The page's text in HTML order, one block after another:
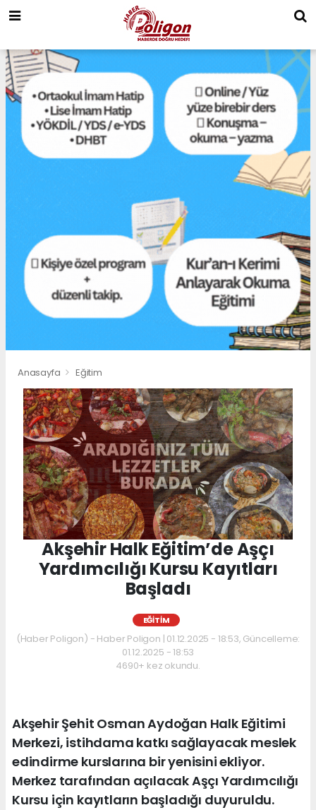
Anasayfa Eğitim
Akşehir Halk Eğitim’de Aşçı
Yardımcılığı Kursu Kayıtları
Başladı
EĞITIM
(Haber Poligon) - Haber Poligon | 01.12.2025 - 18:53, Güncelleme:
01.12.2025 - 18:53
4690+ kez okundu.
Akşehir Şehit Osman Aydoğan Halk Eğitimi
Merkezi, istihdama katkı sağlayacak meslek
edindirme kurslarına bir yenisini ekliyor.
Merkez tarafından açılacak Aşçı Yardımcılığı
Kursu için kayıtların başladığı duyuruldu.